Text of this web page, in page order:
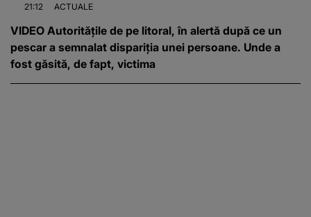
21:12 ACTUALE
VIDEO Autoritățile de pe litoral, în alertă după ce un
pescar a semnalat dispariția unei persoane. Unde a
fost găsită, de fapt, victima